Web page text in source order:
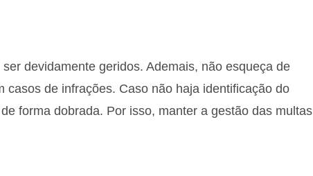
devidamente geridos. Ademais, não esqueça de
de infrações. Caso não haja identificação do
forma dobrada. Por isso, manter a gestão das multas